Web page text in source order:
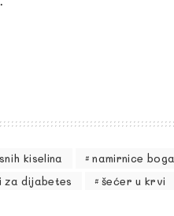
kiselina namirnice
za dijabetes šećer u krvi